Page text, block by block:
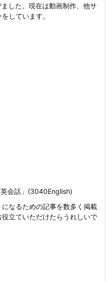
した。現在は動画制作、他サ
しています。
会話」(3040English)
なるための記事を数多く掲載
立ていただけたらうれしいで